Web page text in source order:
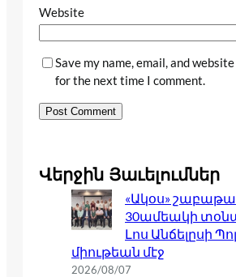
Website
Save my name, email, and
for the next time I comment.
Վերջին Յաւելումներ
«Ակօս»
30ամեակի
Լոս Անճելըսի
միութեան մէջ
2026/08/07